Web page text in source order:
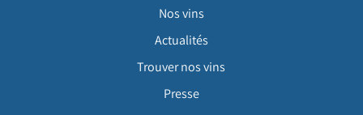
Nos vins
Actualités
Trouver nos vins
Presse